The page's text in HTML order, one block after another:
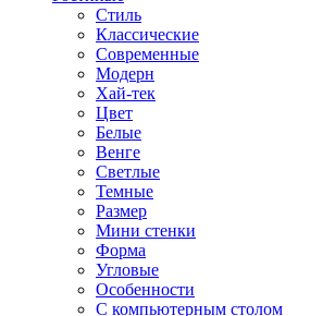
Стиль
Классические
Современные
Модерн
Хай-тек
Цвет
Белые
Венге
Светлые
Темные
Размер
Мини стенки
Форма
Угловые
Особенности
С компьютерным столом